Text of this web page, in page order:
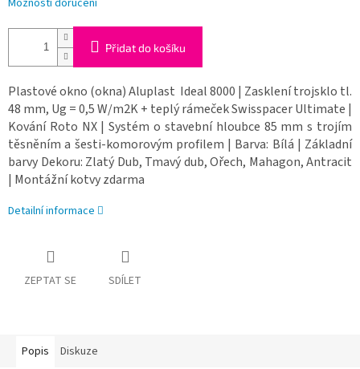
Možnosti doručení
Přidat do košíku
Plastové okno (okna) Aluplast Ideal 8000 | Zasklení trojsklo tl.
48 mm, Ug = 0,5 W/m2K + teplý rámeček Swisspacer Ultimate |
Kování Roto NX | Systém o stavební hloubce 85 mm s trojím
těsněním a šesti-komorovým profilem | Barva: Bílá | Základní
barvy Dekoru: Zlatý Dub, Tmavý dub, Ořech, Mahagon, Antracit
| Montážní kotvy zdarma
Detailní informace
ZEPTAT SE SDÍLET
Popis Diskuze